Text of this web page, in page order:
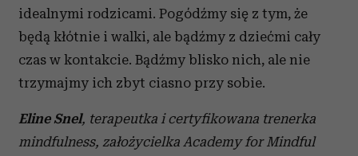
idealnymi rodzicami. Pogódźmy się z tym, że
będą kłótnie i walki, ale bądźmy z dziećmi cały
czas w kontakcie. Bądźmy blisko nich, ale nie
trzymajmy ich zbyt ciasno przy sobie.
Eline Snel, terapeutka i certyfikowana trenerka
mindfulness, założycielka Academy for Mindful